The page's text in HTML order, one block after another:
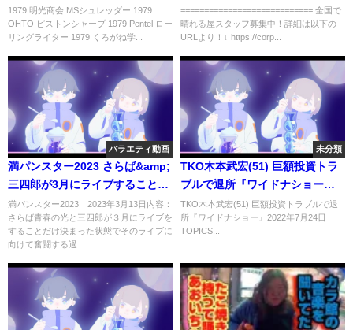
1979 明光商会 MSシュレッダー 1979
OHTO ピストンシャープ 1979 Pentel ロー
リングライター 1979 くろがね学...
完全復活！？？？？買取なら今
のうち！！！
============================ 全国で
晴れる屋スタッフ募集中！詳細は以下の
URLより！↓ https://corp...
バラエティ動画
満パンスター2023 さらば&amp;
三四郎が3月にライブすることだ
け決まっている番組 3月13日
満パンスター2023 2023年3月13日内容：
さらば青春の光と三四郎が３月にライブを
することだけ決まった状態でそのライブに
向けて奮闘する過...
未分類
TKO木本武宏(51) 巨額投資トラ
ブルで退所『ワイドナショー』
2022年7月24日 TOPICS
TKO木本武宏(51) 巨額投資トラブルで退
所『ワイドナショー』2022年7月24日
TOPICS...